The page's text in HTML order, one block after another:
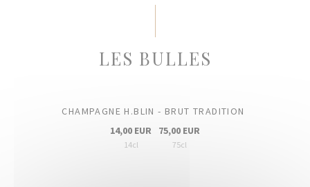
LES BULLES
CHAMPAGNE H.BLIN - BRUT TRADITION
14,00 EUR
14cl
75,00 EUR
75cl